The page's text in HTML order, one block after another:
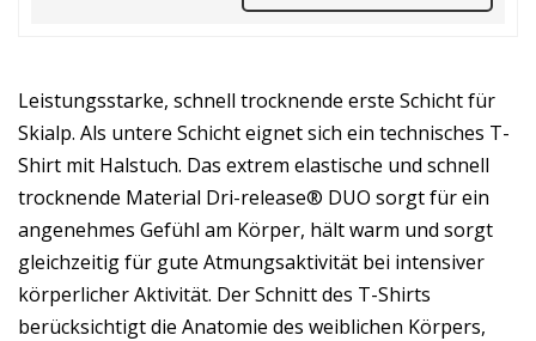
Leistungsstarke, schnell trocknende erste Schicht für
Skialp. Als untere Schicht eignet sich ein technisches T-
Shirt mit Halstuch. Das extrem elastische und schnell
trocknende Material Dri-release® DUO sorgt für ein
angenehmes Gefühl am Körper, hält warm und sorgt
gleichzeitig für gute Atmungsaktivität bei intensiver
körperlicher Aktivität. Der Schnitt des T-Shirts
berücksichtigt die Anatomie des weiblichen Körpers,